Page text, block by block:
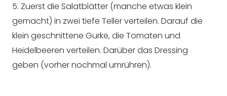
5. Zuerst die Salatblätter (manche etwas klein
gemacht) in zwei tiefe Teller verteilen. Darauf die
klein geschnittene Gurke, die Tomaten und
Heidelbeeren verteilen. Darüber das Dressing
geben (vorher nochmal umrühren).